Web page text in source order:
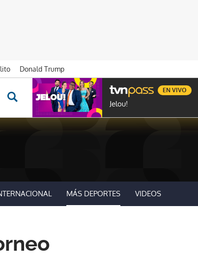
Donald Trump
NOVELAS PROGRAMAS GENTE TVN
Jelou!
EN VIVO
MÁS DEPORTES VIDEOS